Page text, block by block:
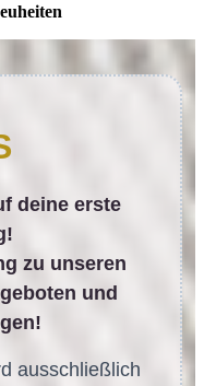
deine erste
zu unseren
und
ausschließlich